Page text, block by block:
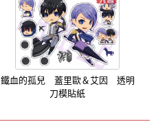
鐵血的孤兒 蓋里歐＆艾因 透明
刀模貼紙